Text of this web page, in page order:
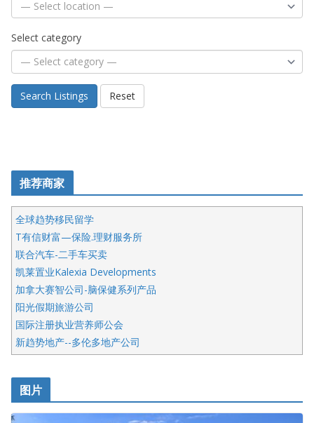
Select category
Search Listings Reset
推荐商家
全球趋势移民留学
T有信财富—保险.理财服务所
联合汽车-二手车买卖
凯莱置业Kalexia Developments
加拿大赛智公司-脑保健系列产品
阳光假期旅游公司
国际注册执业营养师公会
新趋势地产--多伦多地产公司
呱呱电器
开明车行KS CAR SALES & SERVICE
健健宝公司
皇后金融集团
图片